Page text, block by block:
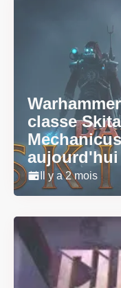
classe
aujourd'hui
Il y a 2 mois